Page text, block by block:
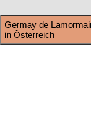
Germay de
in Österreich